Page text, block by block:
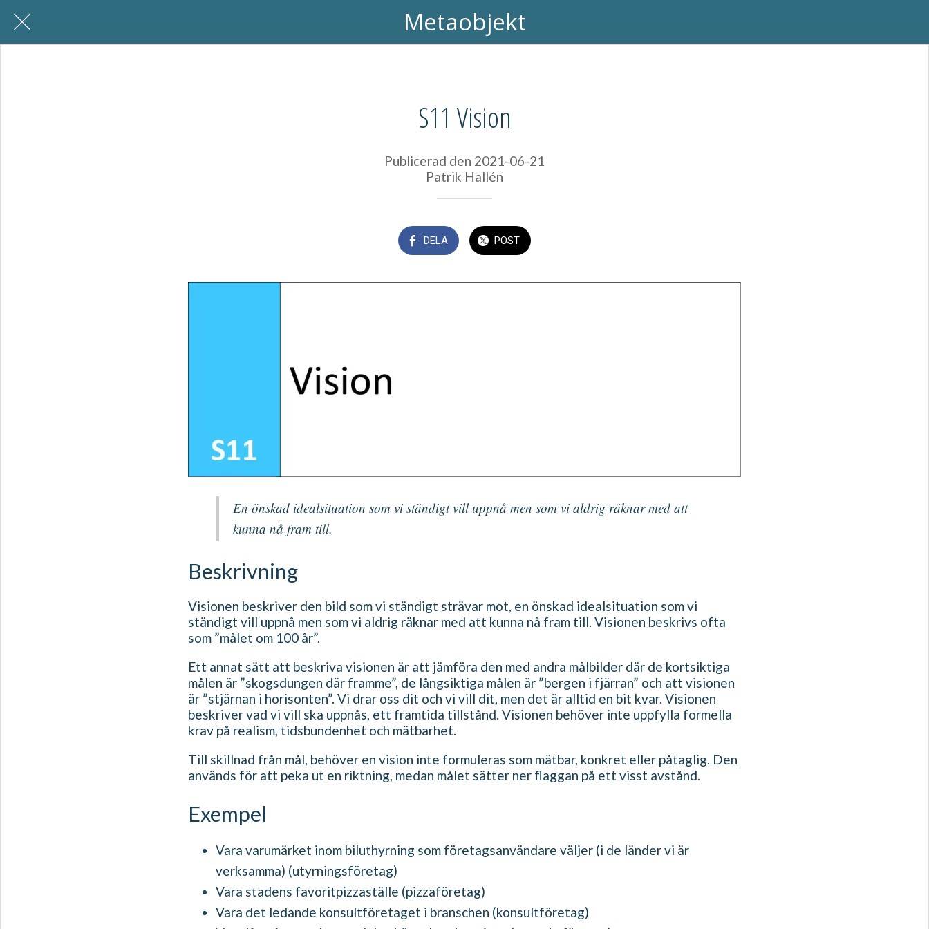
Metaobjekt
S11 Vision
Publicerad den 2021-06-21
Patrik Hallén
DELA POST
En önskad idealsituation som vi ständigt vill uppnå men som vi aldrig räknar med att
kunna nå fram till.
Beskrivning
Visionen beskriver den bild som vi ständigt strävar mot, en önskad idealsituation som vi
ständigt vill uppnå men som vi aldrig räknar med att kunna nå fram till. Visionen beskrivs ofta
som ”målet om 100 år”.
Ett annat sätt att beskriva visionen är att jämföra den med andra målbilder där de kortsiktiga
målen är ”skogsdungen där framme”, de långsiktiga målen är ”bergen i fjärran” och att visionen
är ”stjärnan i horisonten”. Vi drar oss dit och vi vill dit, men det är alltid en bit kvar. Visionen
beskriver vad vi vill ska uppnås, ett framtida tillstånd. Visionen behöver inte uppfylla formella
krav på realism, tidsbundenhet och mätbarhet.
Till skillnad från mål, behöver en vision inte formuleras som mätbar, konkret eller påtaglig. Den
används för att peka ut en riktning, medan målet sätter ner flaggan på ett visst avstånd.
Exempel
Vara varumärket inom biluthyrning som företagsanvändare väljer (i de länder vi är
verksamma) (utyrningsföretag)
Vara stadens favoritpizzaställe (pizzaföretag)
Vara det ledande konsultföretaget i branschen (konsultföretag)